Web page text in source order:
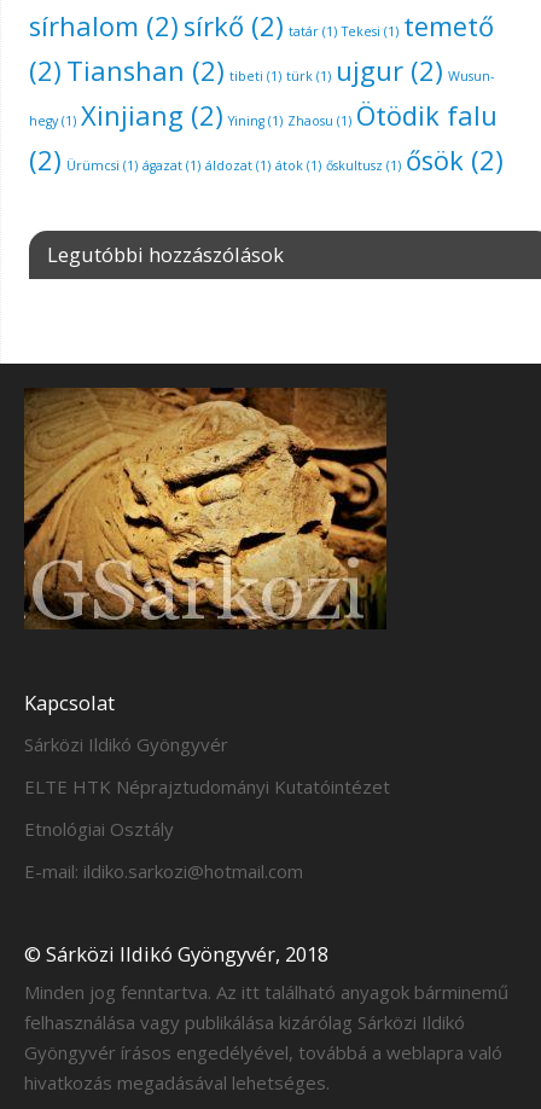
sírhalom (2) sírkő (2) tatár(1) Tekesi (1) temető
(2) Tianshan (2) tibeti (1) türk(1) ujgur(2) Wusun-
hegy(1) Xinjiang (2) Yining(1) Zhaosu (1) Ötödik falu
(2) Ürümcsi (1) ágazat(1) áldozat(1) átok(1) őskultusz (1) ősök(2)
Legutóbbi hozzászólások
Kapcsolat
Sárközi Ildikó Gyöngyvér
ELTE HTK Néprajztudományi Kutatóintézet
Etnológiai Osztály
E-mail: ildiko.sarkozi@hotmail.com
© Sárközi Ildikó Gyöngyvér, 2018
Minden jog fenntartva. Az itt található anyagok bárminemű
felhasználása vagy publikálása kizárólag Sárközi Ildikó
Gyöngyvér írásos engedélyével, továbbá a weblapra való
hivatkozás megadásával lehetséges.